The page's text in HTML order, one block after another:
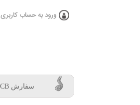
ورود به حساب كاربری
سفارش PCB